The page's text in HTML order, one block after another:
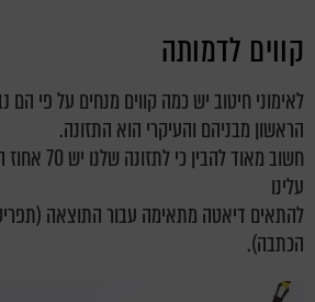
קווים לדמותה
לאימוני חיטוב יש כמה קווים מנחים על פי הם
הראשון מבניהם והעיקרי הוא התזונה.
חשוב מאוד
עלינו
להתאים דיאטה מתאימה עבור התוצאה
הכתבה).